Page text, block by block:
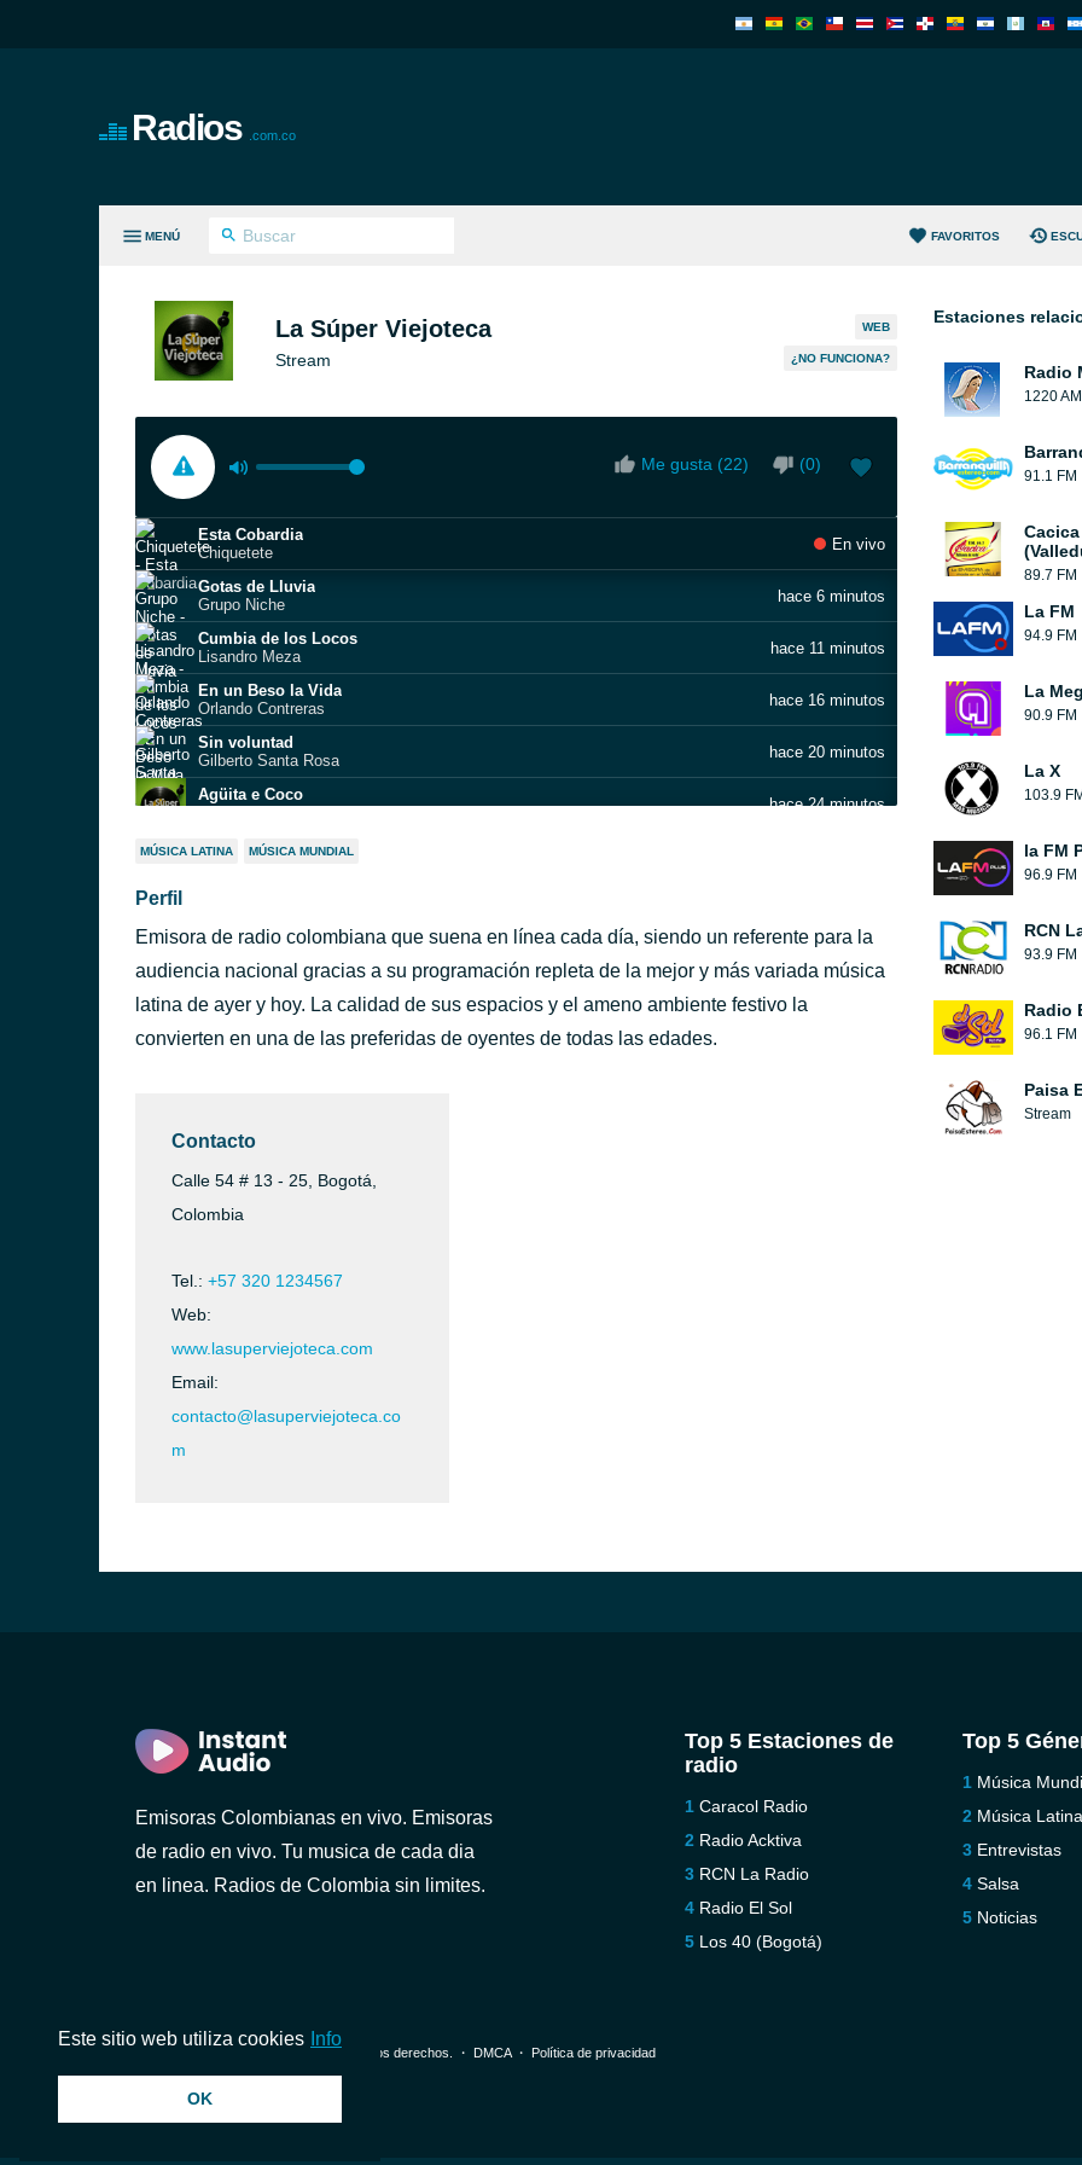
Radios .com.co
MENÚ FAVORITOS
La Súper Viejoteca
Stream
WEB
¿NO FUNCIONA?
Me gusta (22) (0)
Esta Cobardia
Chiquetete
En vivo
Gotas de Lluvia
Grupo Niche
hace 6 minutos
Cumbia de los Locos
Lisandro Meza
hace 11 minutos
En un Beso la Vida
Orlando Contreras
hace 16 minutos
Sin voluntad
Gilberto Santa Rosa
hace 20 minutos
Agüita e Coco
hace 24 minutos
Como Duele Querer
calmhypeman331
hace 39 minutos
Por Si Acaso
Manolo Lezcano
hace 47 minutos
MÚSICA LATINA MÚSICA MUNDIAL
Perfil
Emisora de radio colombiana que suena en línea cada día, siendo un referente para la
audiencia nacional gracias a su programación repleta de la mejor y más variada música
latina de ayer y hoy. La calidad de sus espacios y el ameno ambiente festivo la
convierten en una de las preferidas de oyentes de todas las edades.
Contacto
Calle 54 # 13 - 25, Bogotá,
Colombia
Tel.: +57 320 1234567
Web:
www.lasuperviejoteca.com
Email:
contacto@lasuperviejoteca.co
m
Estaciones
Radio
1220 AM
91.1 FM
89.7 FM
La FM
94.9 FM
La
90.9 FM
La X
103.9 FM
la FM
96.9 FM
RCN
93.9 FM
Radio
96.1 FM
Paisa
Stream
Emisoras Colombianas en vivo. Emisoras
de radio en vivo. Tu musica de cada dia
en linea. Radios de Colombia sin limites.
Top 5 Estaciones de
radio
Caracol Radio
Radio Acktiva
RCN La Radio
Radio El Sol
Los 40 (Bogotá)
Top 5
Música
Música Latina
Entrevistas
Salsa
Noticias
© 2026 InstantAudio. Reservados todos los derechos. ・ DMCA・ Política de privacidad
Este sitio web utiliza cookies Info
OK